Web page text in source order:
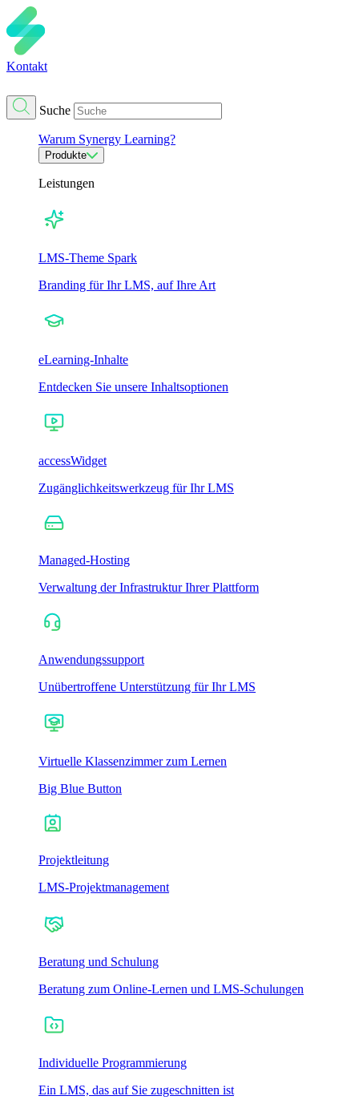
Kontakt
Suche
Warum Synergy Learning?
Produkte
Leistungen
LMS-Theme Spark
Branding für Ihr LMS, auf Ihre Art
eLearning-Inhalte
Entdecken Sie unsere Inhaltsoptionen
accessWidget
Zugänglichkeitswerkzeug für Ihr LMS
Managed-Hosting
Verwaltung der Infrastruktur Ihrer Plattform
Anwendungssupport
Unübertroffene Unterstützung für Ihr LMS
Virtuelle Klassenzimmer zum Lernen
Big Blue Button
Projektleitung
LMS-Projektmanagement
Beratung und Schulung
Beratung zum Online-Lernen und LMS-Schulungen
Individuelle Programmierung
Ein LMS, das auf Sie zugeschnitten ist